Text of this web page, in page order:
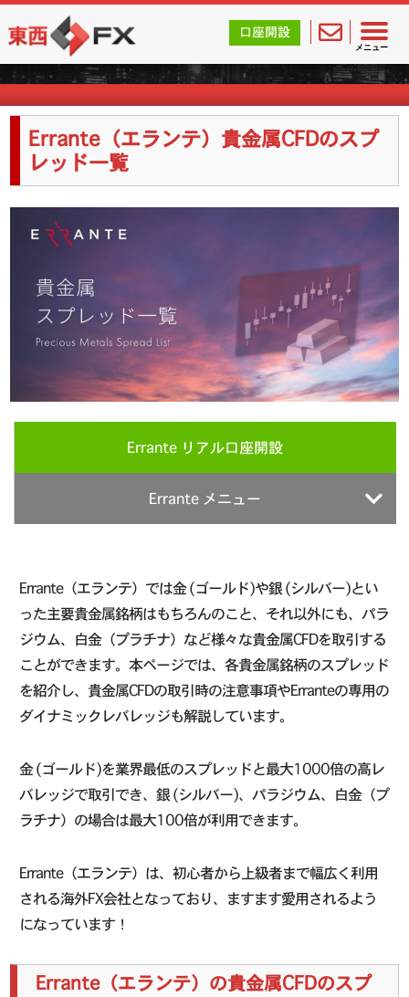
メニュー
東西FX｜海外FX会社（ブローカー）の無料口座開設サポ
口座開設
海外FX業者詳細
Errante（エランテ）貴金属CFDのスプ
レッド一覧
Errante リアル口座開設
Errante メニュー
Errante（エランテ）では金 (ゴールド)や銀 (シルバー)とい
った主要貴金属銘柄はもちろんのこと、それ以外にも、パラ
ジウム、白金（プラチナ）など様々な貴金属CFDを取引する
ことができます。本ページでは、各貴金属銘柄のスプレッド
を紹介し、貴金属CFDの取引時の注意事項やErranteの専用の
ダイナミックレバレッジも解説しています。
金 (ゴールド)を業界最低のスプレッドと最大1000倍の高レ
バレッジで取引でき、銀 (シルバー)、パラジウム、白金（プ
ラチナ）の場合は最大100倍が利用できます。
Errante（エランテ）は、初心者から上級者まで幅広く利用
される海外FX会社となっており、ますます愛用されるよう
になっています！
Errante（エランテ）の貴金属CFDのスプ